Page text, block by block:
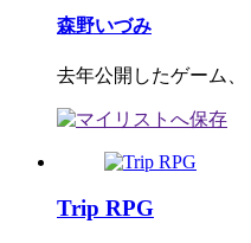
森野いづみ
去年公開したゲーム
Trip RPG